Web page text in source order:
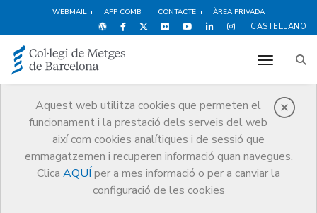
WEBMAIL APP COMB CONTACTE ÀREA PRIVADA
CASTELLANO
Aquest web utilitza cookies que permeten el
funcionament i la prestació dels serveis del web
així com cookies analítiques i de sessió que
emmagatzemen i recuperen informació quan navegues.
Clica AQUÍ per a mes informació o per a canviar la
configuració de les cookies
toggle
Premis
Premis Guardonat Edició 2022